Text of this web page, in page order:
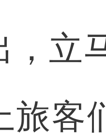
，立
旅客